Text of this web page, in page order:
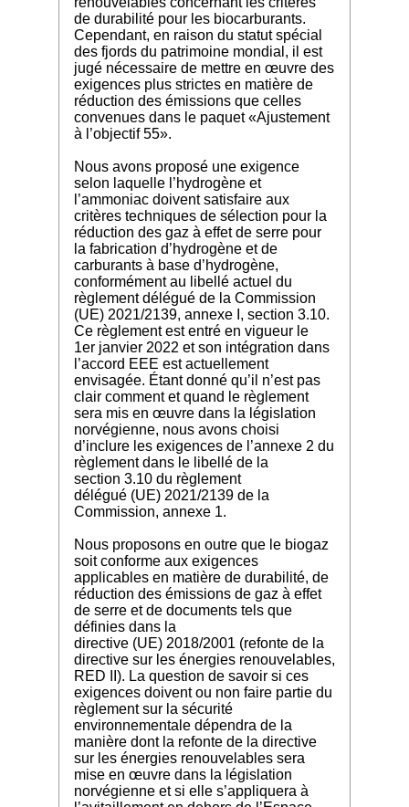
de durabilité pour les biocarburants.
Cependant, en raison du statut spécial
des fjords du patrimoine mondial, il est
jugé nécessaire de mettre en œuvre des
exigences plus strictes en matière de
réduction des émissions que celles
convenues dans le paquet «Ajustement
à l’objectif 55».
Nous avons proposé une exigence
selon laquelle l’hydrogène et
l’ammoniac doivent satisfaire aux
critères techniques de sélection pour la
réduction des gaz à effet de serre pour
la fabrication d’hydrogène et de
carburants à base d’hydrogène,
conformément au libellé actuel du
règlement délégué de la Commission
(UE) 2021/2139, annexe I, section 3.10.
Ce règlement est entré en vigueur le
1er janvier 2022 et son intégration dans
l’accord EEE est actuellement
envisagée. Étant donné qu’il n’est pas
clair comment et quand le règlement
sera mis en œuvre dans la législation
norvégienne, nous avons choisi
d’inclure les exigences de l’annexe 2 du
règlement dans le libellé de la
section 3.10 du règlement
délégué (UE) 2021/2139 de la
Commission, annexe 1.
Nous proposons en outre que le biogaz
soit conforme aux exigences
applicables en matière de durabilité, de
réduction des émissions de gaz à effet
de serre et de documents tels que
définies dans la
directive (UE) 2018/2001 (refonte de la
directive sur les énergies renouvelables,
RED II). La question de savoir si ces
exigences doivent ou non faire partie du
règlement sur la sécurité
environnementale dépendra de la
manière dont la refonte de la directive
sur les énergies renouvelables sera
mise en œuvre dans la législation
norvégienne et si elle s’appliquera à